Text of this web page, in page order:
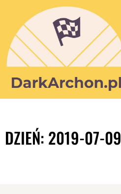
Dark
portal
poświęcony
DZIEŃ: 2019-07-09